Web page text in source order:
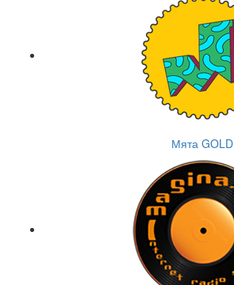
Мята GOLD